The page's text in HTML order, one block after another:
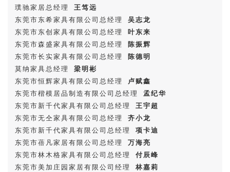
璞驰家居总经理 王笃远
东莞市东希家具有限公司总经理 吴志龙
东莞市东创家具有限公司️总经理 叶东来
东莞市森盛家具有限公司️总经理
陈振辉
东莞市长实家具有限公司总经理
陈德明
莫纳家具总经理 梁明彬
东莞市恒辉家具有限公司总经理 卢赋鑫
东莞市楷模居品制造有限公司总经理 孟纪华
东莞市新千代家具有限公司总经理 王宇超
东莞市无仝家具有限公司总经理齐小龙
东莞市新千代家具有限公司总经理 项卡迪
东莞市蓓凡家居有限公司总经理 万海亮
东莞市林木格家具有限公司总经理 付辰峰
东莞市美加庄园家居有限公司经理 林嘉莉